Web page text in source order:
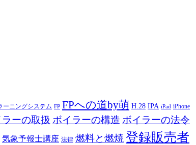
ーニングシステム FP FPへの道by萌 H.28 IPA iPad iPhone
ラーの取扱 ボイラーの構造 ボイラーの法令
気象予報士講座 法律 燃料と燃焼 登録販売者